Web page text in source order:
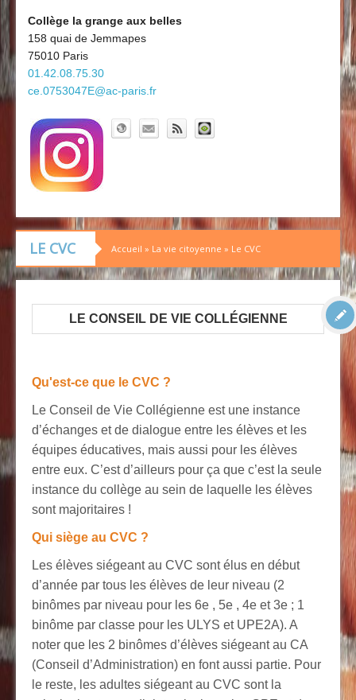
Board'Gab
Clubs maths
Découvrir le collège
Collège la grange aux belles
158 quai de Jemmapes
75010 Paris
01.42.08.75.30
ce.0753047E@ac-paris.fr
LE CVC Accueil » La vie citoyenne » Le CVC
LE CONSEIL DE VIE COLLÉGIENNE
Qu'est-ce que le CVC ?
Le Conseil de Vie Collégienne est une instance
d’échanges et de dialogue entre les élèves et les
équipes éducatives, mais aussi pour les élèves
entre eux. C’est d’ailleurs pour ça que c’est la seule
instance du collège au sein de laquelle les élèves
sont majoritaires !
Qui siège au CVC ?
Les élèves siégeant au CVC sont élus en début
d’année par tous les élèves de leur niveau (2
binômes par niveau pour les 6e , 5e , 4e et 3e ; 1
binôme par classe pour les ULYS et UPE2A). A
noter que les 2 binômes d’élèves siégeant au CA
(Conseil d’Administration) en font aussi partie. Pour
le reste, les adultes siégeant au CVC sont la